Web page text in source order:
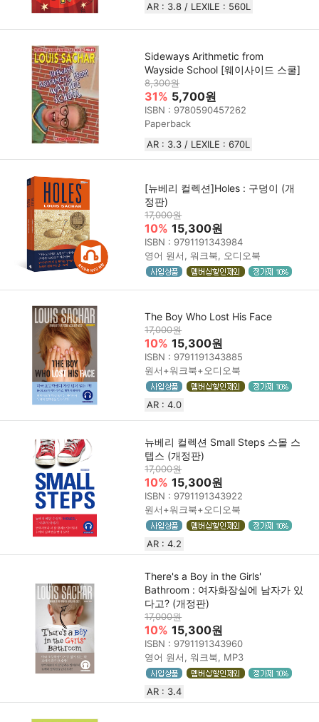
AR : 3.8 / LEXILE : 560L
Sideways Arithmetic from
Wayside School [웨이사이드 스쿨]
8,300원
31% 5,700원
ISBN : 9780590457262
Paperback
AR : 3.3 / LEXILE : 670L
[뉴베리 컬렉션]Holes : 구덩이 (개
정판)
17,000원
10% 15,300원
ISBN : 9791191343984
영어 원서, 워크북, 오디오북
The Boy Who Lost His Face
17,000원
10% 15,300원
ISBN : 9791191343885
원서+워크북+오디오북
AR : 4.0
뉴베리 컬렉션 Small Steps 스몰 스
텝스 (개정판)
17,000원
10% 15,300원
ISBN : 9791191343922
원서+워크북+오디오북
AR : 4.2
There's a Boy in the Girls'
Bathroom : 여자화장실에 남자가 있
다고? (개정판)
17,000원
10% 15,300원
ISBN : 9791191343960
영어 원서, 워크북, MP3
AR : 3.4